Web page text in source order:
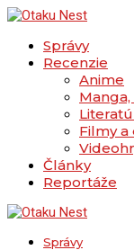
Správy
Recenzie
Anime
Filmy a
Články
Reportáže
Správy